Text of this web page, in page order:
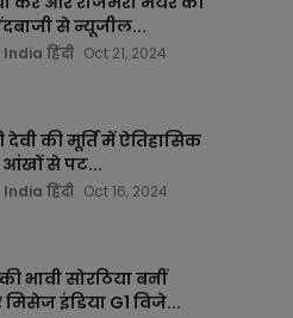
से न्यूजील...
हिंदी Oct 21, 2024
देवी की मूर्ति में ऐतिहासिक
आंखों से पट...
हिंदी Oct 16, 2024
भावी सोरठिया बनीं
इंडिया G1 विजे...